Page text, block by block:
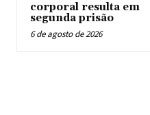
corporal resulta em
segunda prisão
6 de agosto de 2026